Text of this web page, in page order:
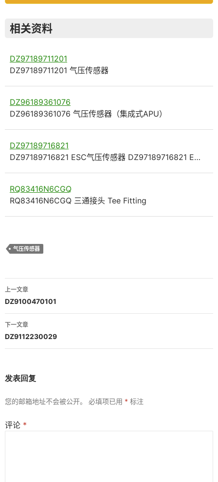
相关资料
DZ97189711201
DZ97189711201 气压传感器
DZ96189361076
DZ96189361076 气压传感器（集成式APU）
DZ97189716821
DZ97189716821 ESC气压传感器 DZ97189716821 E…
RQ83416N6CGQ
RQ83416N6CGQ 三通接头 Tee Fitting
气压传感器
文
章
导
航
上一文章
DZ9100470101
下一文章
DZ9112230029
发表回复
您的邮箱地址不会被公开。 必填项已用 * 标注
评论 *